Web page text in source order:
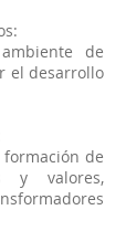
de
el desarrollo
de
y valores,